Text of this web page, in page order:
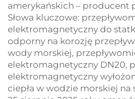
amerykańskich – producent
Słowa kluczowe:
elektromagnetyczny do
odporny na korozję
wody morskiej,
elektromagnetyczny DN20,
elektromagnetyczny
ciepła w wodzie morskiej na